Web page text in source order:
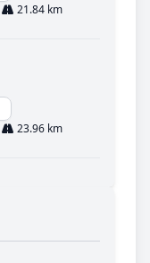
21.84 km
23.96 km